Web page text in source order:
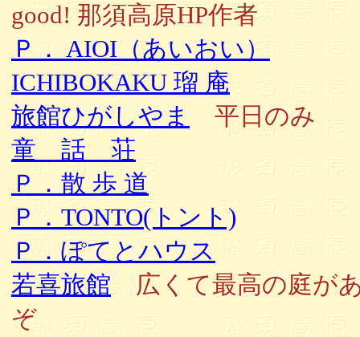
good! 那須高原HP作者
Ｐ． AIOI（あいおい）
ICHIBOKAKU 瑠 庵
旅館ひがしやま
平日のみ
童 話 荘
Ｐ．散 歩 道
Ｐ．TONTO(トント)
Ｐ．ぽてとハウス
若喜旅館広くて最高の庭が
ぞ